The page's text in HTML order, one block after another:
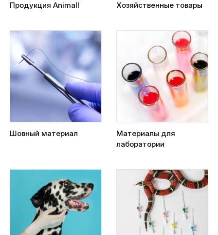
Продукция Animall Хозяйственные товары
Шовный материал
Материалы для
лаборатории